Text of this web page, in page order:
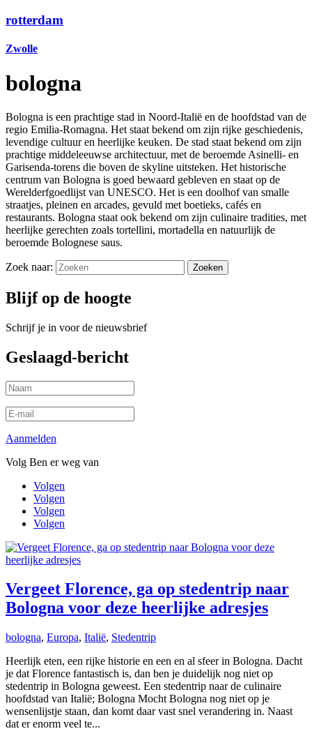
rotterdam
Zwolle
bologna
Bologna is een prachtige stad in Noord-Italië en de hoofdstad van de
regio Emilia-Romagna. Het staat bekend om zijn rijke geschiedenis,
levendige cultuur en heerlijke keuken. De stad staat bekend om zijn
prachtige middeleeuwse architectuur, met de beroemde Asinelli- en
Garisenda-torens die boven de skyline uitsteken. Het historische
centrum van Bologna is goed bewaard gebleven en staat op de
Werelderfgoedlijst van UNESCO. Het is een doolhof van smalle
straatjes, pleinen en arcades, gevuld met boetieks, cafés en
restaurants. Bologna staat ook bekend om zijn culinaire tradities, met
heerlijke gerechten zoals tortellini, mortadella en natuurlijk de
beroemde Bolognese saus.
Zoek naar:
Blijf op de hoogte
Schrijf je in voor de nieuwsbrief
Geslaagd-bericht
Aanmelden
Volg Ben er weg van
Volgen
Volgen
Volgen
Volgen
Vergeet Florence, ga op stedentrip naar
Bologna voor deze heerlijke adresjes
bologna, Europa, Italië, Stedentrip
Heerlijk eten, een rijke historie en een en al sfeer in Bologna. Dacht
je dat Florence fantastisch is, dan ben je duidelijk nog niet op
stedentrip in Bologna geweest. Een stedentrip naar de culinaire
hoofdstad van Italië; Bologna Mocht Bologna nog niet op je
wensenlijstje staan, dan komt daar vast snel verandering in. Naast
dat er enorm veel te...